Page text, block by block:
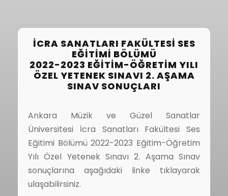
İCRA SANATLARI FAKÜLTESI SES
EĞITIMI BÖLÜMÜ
2022-2023 EĞITIM-ÖĞRETIM YILI
ÖZEL YETENEK SINAVI 2. AŞAMA
SINAV SONUÇLARI
Ankara Müzik ve Güzel Sanatlar
Üniversitesi İcra Sanatları Fakültesi Ses
Eğitimi Bölümü 2022-2023 Eğitim-Öğretim
Yılı Özel Yetenek Sınavı 2. Aşama Sınav
sonuçlarına aşağıdaki linke tıklayarak
ulaşabilirsiniz.